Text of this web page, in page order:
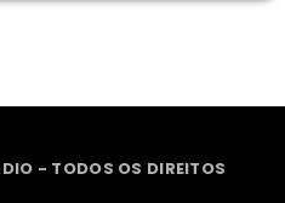
- TODOS OS DIREITOS